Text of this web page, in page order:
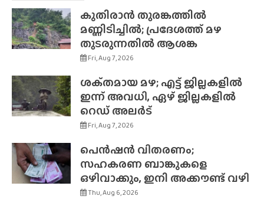
കുതിരാൻ തുരങ്കത്തിൽ
മണ്ണിടിച്ചിൽ; പ്രദേശത്ത് മഴ
തുടരുന്നതിൽ ആശങ്ക
Fri, Aug 7, 2026
ശക്‌തമായ മഴ; എട്ട് ജില്ലകളിൽ
ഇന്ന് അവധി, ഏഴ് ജില്ലകളിൽ
റെഡ് അലർട്
Fri, Aug 7, 2026
പെൻഷൻ വിതരണം;
സഹകരണ ബാങ്കുകളെ
ഒഴിവാക്കും, ഇനി അക്കൗണ്ട് വഴി
Thu, Aug 6, 2026